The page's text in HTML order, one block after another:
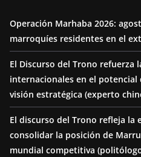
Operación Marhaba 2026:
marroquíes residentes en el
El Discurso del Trono refuerza
internacionales en el potencial
visión estratégica (experto
El discurso del Trono refleja la
consolidar la posición de
mundial competitiva